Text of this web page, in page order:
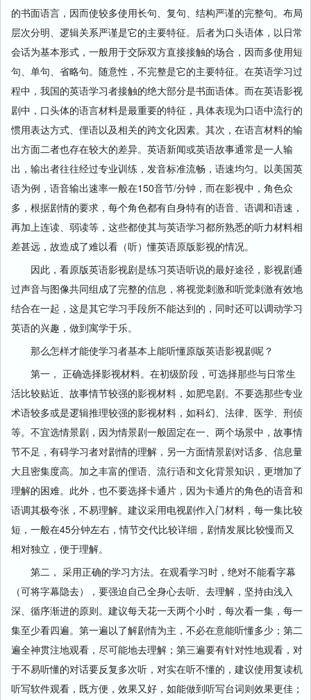
的书面语言，因而使较多使用长句、复句、结构严谨的完整句。布局
层次分明、逻辑关系严谨是它的主要特征。后者为口头语体，以日常
会话为基本形式，一般用于交际双方直接接触的场合，因而多使用短
句、单句、省略句。随意性，不完整是它的主要特征。在英语学习过
程中，我国的英语学习者接触的绝大部分是书面语体。而在英语影视
剧中，口头体的语言材料是最重要的特征，具体表现为口语中流行的
惯用表达方式、俚语以及相关的跨文化因素。其次，在语言材料的输
出方面二者也存在较大的差异。英语新闻或英语故事通常是一人输
出，输出者往往经过专业训练，发音标准流畅，语速均匀。以美国英
语为例，语音输出速率一般在150音节/分钟，而在影视中，角色众
多，根据剧情的要求，每个角色都有自身特有的语音、语调和语速，
再加上连读、弱读等，这些都使其与英语学习都所熟悉的听力材料相
差甚远，故造成了难以看（听）懂英语原版影视的情况。
因此，看原版英语影视剧是练习英语听说的最好途径，影视剧通
过声音与图像共同组成了完整的信息，将视觉刺激和听觉刺激有效地
结合在一起，这是其它学习手段所不能达到的，同时还可以调动学习
英语的兴趣，做到寓学于乐。
那么怎样才能使学习者基本上能听懂原版英语影视剧呢？
第一， 正确选择影视材料。在初级阶段，可选择那些与日常生
活比较贴近、故事情节较强的影视材料，如肥皂剧。不要选那些专业
术语较多或是逻辑推理较强的影视材料，如科幻、法律、医学、刑侦
等。不宜选情景剧，因为情景剧一般固定在一、两个场景中，故事情
节不足，有碍学习者对剧情的理解，另一方面情景剧对话多、信息量
大且密集度高。加之丰富的俚语、流行语和文化背景知识，更增加了
理解的困难。此外，也不要选择卡通片，因为卡通片的角色的语音和
语调其极夸张，不易理解。建议采用电视剧作入门材料，每一集比较
短，一般在45分钟左右，情节交代比较详细，剧情发展比较慢而又
相对独立，便于理解。
第二， 采用正确的学习方法。在观看学习时，绝对不能看字幕
（可将字幕隐去），要强迫自己全身心去听、去理解，坚持由浅入
深、循序渐进的原则。建议每天花一天两个小时，每次看一集，每一
集至少看四遍。第一遍以了解剧情为主，不必在意能听懂多少；第二
遍全神贯注地观看，尽可能地去理解；第三遍要有针对性地观看，对
于不易听懂的对话要反复多次听，对实在听不懂的，建议使用复读机
听写软件观看，既方便，效果又好，如能做到听写台词则效果更佳；